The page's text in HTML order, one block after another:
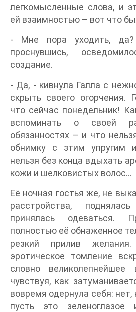
легкомысленные слова, и
ей взаимностью – вот что
- Мне пора уходить, да?
проснувшись,
создание.
- Да, - кивнула Галла с
скрыть своего огорчения.
что сейчас понедельник!
вспоминать о своей
обязанностях – и что
обнимку с этим упругим
нельзя без конца вдыхать
кожи и шелковистых волос…
Её ночная гостья же, не
расстройства,
принялась одеваться.
полностью её обнаженное
резкий прилив
эротическое томление
словно
чувствуя, как
вовремя одернула себя: нет,
пусть это зеленоглазое